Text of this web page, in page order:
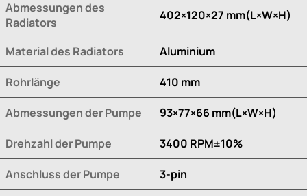
Abmessungen des
Radiators
402×120×27 mm(L×W×H)
Material des Radiators Aluminium
Rohrlänge 410 mm
Abmessungen der Pumpe 93×77×66 mm(L×W×H)
Drehzahl der Pumpe 3400 RPM±10%
Anschluss der Pumpe 3-pin